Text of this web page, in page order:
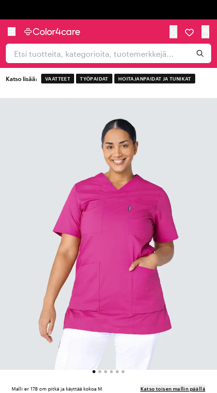
Katso lisää: VAATTEET TYÖPAIDAT HOITAJANPAIDAT JA TUNIKAT
Malli er 178 cm pitkä ja käyttää kokoa M Katso toisen mallin päällä